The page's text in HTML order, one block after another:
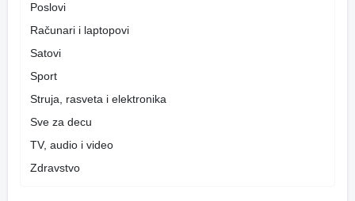
Poslovi
Računari i laptopovi
Satovi
Sport
Struja, rasveta i elektronika
Sve za decu
TV, audio i video
Zdravstvo